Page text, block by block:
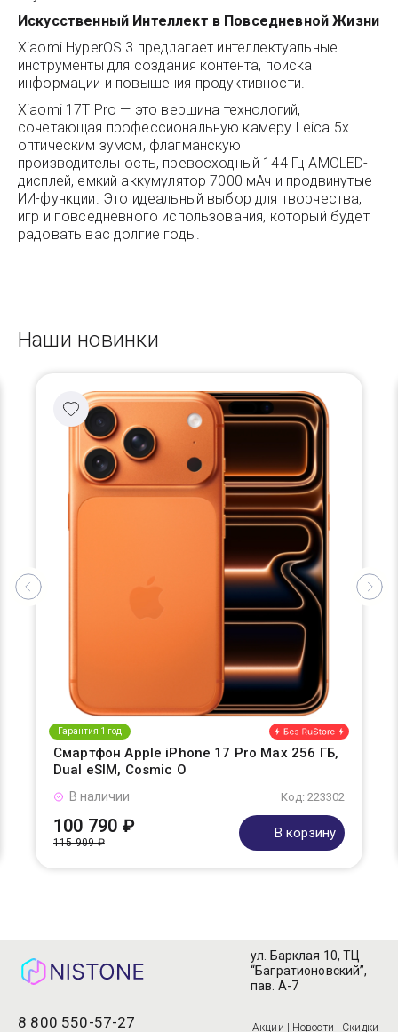
Искусственный Интеллект в Повседневной Жизни
Xiaomi HyperOS 3 предлагает интеллектуальные
инструменты для создания контента, поиска
информации и повышения продуктивности.
Xiaomi 17T Pro — это вершина технологий,
сочетающая профессиональную камеру Leica 5x
оптическим зумом, флагманскую
производительность, превосходный 144 Гц AMOLED-
дисплей, емкий аккумулятор 7000 мАч и продвинутые
ИИ-функции. Это идеальный выбор для творчества,
игр и повседневного использования, который будет
радовать вас долгие годы.
Наши новинки
Гарантия 1 год
Смартфон Apple iPhone 17 Pro Max 256 ГБ,
Dual eSIM, Cosmic O
Код: 223302
В наличии
100 790 ₽
115 909 ₽
В корзину
8 800 550-57-27
ул. Барклая 10, ТЦ
“Багратионовский”,
пав. А-7
Акции | Новости | Скидки